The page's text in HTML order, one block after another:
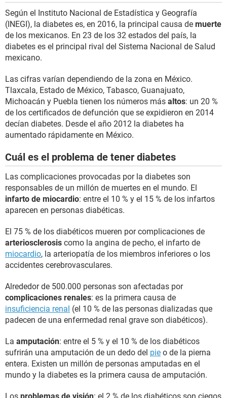
Según el Instituto Nacional de Estadística y Geografía
(INEGI), la diabetes es, en 2016, la principal causa de muerte
de los mexicanos. En 23 de los 32 estados del país, la
diabetes es el principal rival del Sistema Nacional de Salud
mexicano.
Las cifras varían dependiendo de la zona en México.
Tlaxcala, Estado de México, Tabasco, Guanajuato,
Michoacán y Puebla tienen los números más altos: un 20 %
de los certificados de defunción que se expidieron en 2014
decían diabetes. Desde el año 2012 la diabetes ha
aumentado rápidamente en México.
Cuál es el problema de tener diabetes
Las complicaciones provocadas por la diabetes son
responsables de un millón de muertes en el mundo. El
infarto de miocardio: entre el 10 % y el 15 % de los infartos
aparecen en personas diabéticas.
El 75 % de los diabéticos mueren por complicaciones de
arteriosclerosis como la angina de pecho, el infarto de
miocardio, la arteriopatía de los miembros inferiores o los
accidentes cerebrovasculares.
Alrededor de 500.000 personas son afectadas por
complicaciones renales: es la primera causa de
insuficiencia renal (el 10 % de las personas dializadas que
padecen de una enfermedad renal grave son diabéticos).
La amputación: entre el 5 % y el 10 % de los diabéticos
sufrirán una amputación de un dedo del pie o de la pierna
entera. Existen un millón de personas amputadas en el
mundo y la diabetes es la primera causa de amputación.